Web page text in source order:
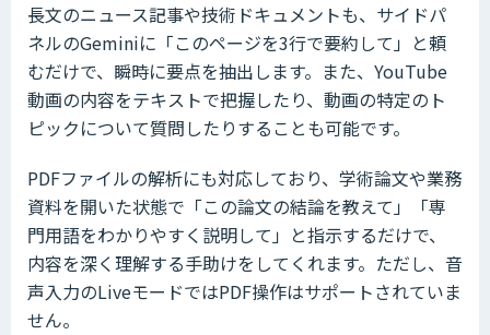
長文のニュース記事や技術ドキュメントも、サイドパ
ネルのGeminiに「このページを3行で要約して」と頼
むだけで、瞬時に要点を抽出します。また、YouTube
動画の内容をテキストで把握したり、動画の特定のト
ピックについて質問したりすることも可能です。
PDFファイルの解析にも対応しており、学術論文や業務
資料を開いた状態で「この論文の結論を教えて」「専
門用語をわかりやすく説明して」と指示するだけで、
内容を深く理解する手助けをしてくれます。ただし、音
声入力のLiveモードではPDF操作はサポートされていま
せん。